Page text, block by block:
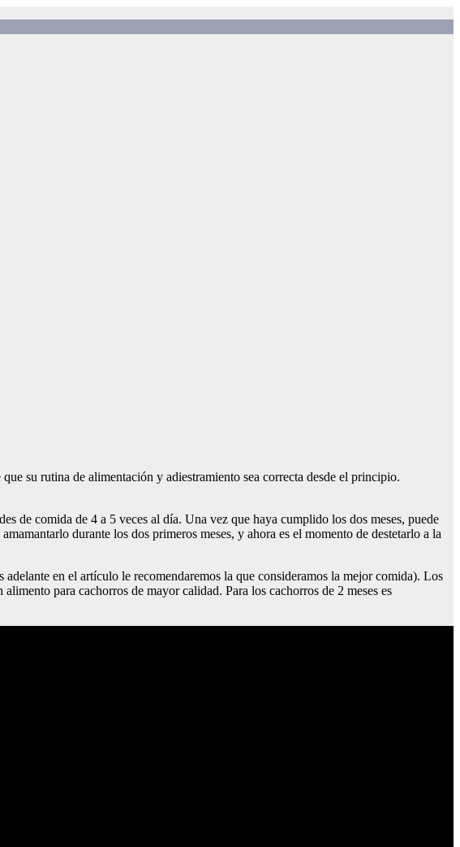
su rutina de alimentación y adiestramiento sea correcta desde el principio.
de comida de 4 a 5 veces al día. Una vez que haya cumplido los dos meses, puede
durante los dos primeros meses, y ahora es el momento de destetarlo a la
en el artículo le recomendaremos la que consideramos la mejor comida). Los
para cachorros de mayor calidad. Para los cachorros de 2 meses es